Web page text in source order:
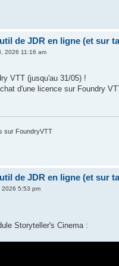
de JDR en ligne (et sur
2026 11:16 am
VTT (jusqu'au 31/05) !
d'une licence sur Foundry
sur FoundryVTT
de JDR en ligne (et sur
2026 5:53 pm
Storyteller's Cinema :